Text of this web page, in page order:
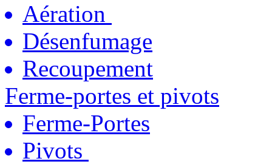
Aération
Désenfumage
Recoupement
Ferme-portes et pivots
Ferme-Portes
Pivots